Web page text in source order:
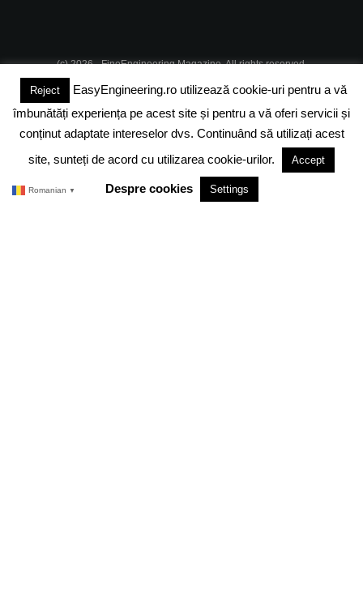
(c) 2026 - FineEngineering Magazine. All rights reserved.
DESPRE NOI ABONAMENT
DESPRE COOKIES POLITICA DE CONFIDENTIALITATE
TERMENI SI CONDITII
Reject
EasyEngineering.ro utilizează cookie-uri pentru a vă
îmbunătăți experiența pe acest site și pentru a vă oferi servicii și
conținut adaptate intereselor dvs. Continuând să utilizați acest
site, sunteți de acord cu utilizarea cookie-urilor.
Accept
Despre cookies Settings
Romanian ▼